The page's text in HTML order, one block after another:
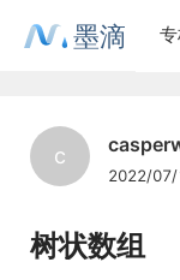
墨滴
c
2022/
树状数组